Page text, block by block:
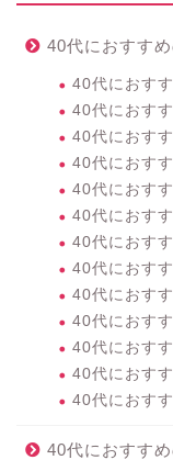
40代におすす
40代におす
40代におす
40代におす
40代におす
40代におす
40代におす
40代におす
40代におす
40代におす
40代におす
40代におす
40代におす
40代におす
40代におすす